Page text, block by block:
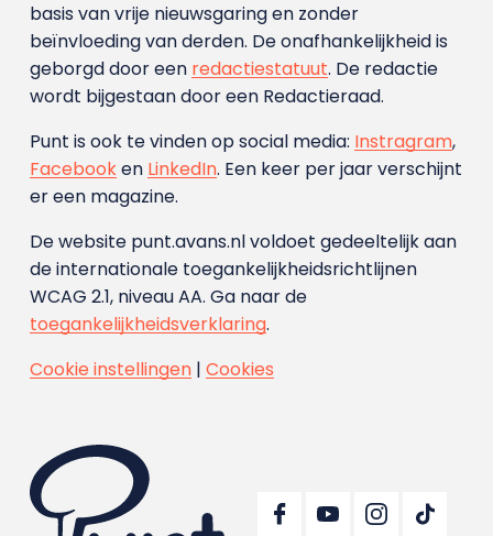
basis van vrije nieuwsgaring en zonder
beïnvloeding van derden. De onafhankelijkheid is
geborgd door een redactiestatuut. De redactie
wordt bijgestaan door een Redactieraad.
Punt is ook te vinden op social media: Instragram,
Facebooken LinkedIn. Een keer per jaar verschijnt
er een magazine.
De website punt.avans.nl voldoet gedeeltelijk aan
de internationale toegankelijkheidsrichtlijnen
WCAG 2.1, niveau AA. Ga naar de
toegankelijkheidsverklaring.
Cookie instellingen| Cookies